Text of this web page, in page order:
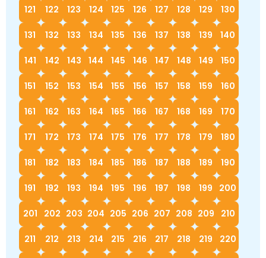
121 122 123 124 125 126 127 128 129 130
131 132 133 134 135 136 137 138 139 140
141 142 143 144 145 146 147 148 149 150
151 152 153 154 155 156 157 158 159 160
161 162 163 164 165 166 167 168 169 170
171 172 173 174 175 176 177 178 179 180
181 182 183 184 185 186 187 188 189 190
191 192 193 194 195 196 197 198 199 200
201 202 203 204 205 206 207 208 209 210
211 212 213 214 215 216 217 218 219 220